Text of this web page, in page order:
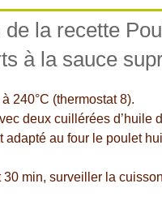
de la recette
à la sauce
240°C (thermostat 8).
deux cuillérées d’huile
adapté au four le poulet
30 min, surveiller la